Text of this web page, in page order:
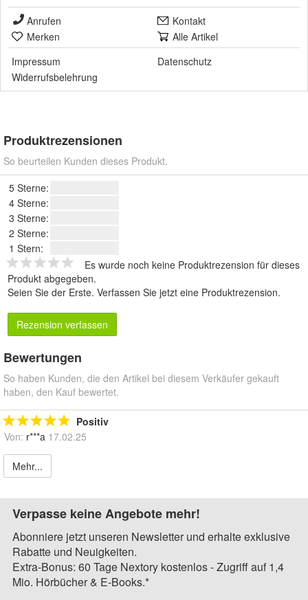
Anrufen
Kontakt
Merken
Alle Artikel
Impressum
Datenschutz
Widerrufsbelehrung
Produktrezensionen
So beurteilen Kunden dieses Produkt.
5 Sterne:
4 Sterne:
3 Sterne:
2 Sterne:
1 Stern:
Es wurde noch keine Produktrezension für dieses
Produkt abgegeben.
Seien Sie der Erste. Verfassen Sie jetzt eine Produktrezension.
Rezension verfassen
Bewertungen
So haben Kunden, die den Artikel bei diesem Verkäufer gekauft
haben, den Kauf bewertet.
Positiv
Von: r***a 17.02.25
Mehr...
Verpasse keine Angebote mehr!
Abonniere jetzt unseren Newsletter und erhalte exklusive
Rabatte und Neuigkeiten.
Extra-Bonus: 60 Tage Nextory kostenlos - Zugriff auf 1,4
Mio. Hörbücher & E-Books.*